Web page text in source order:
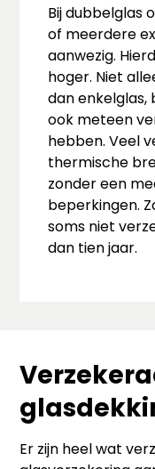
Bij dubbelglas
of meerdere
aanwezig.
hoger. Niet
dan enkelglas,
ook meteen
hebben. Veel
thermische
zonder een
beperkingen.
soms niet
dan tien jaar.
Er zijn heel wat